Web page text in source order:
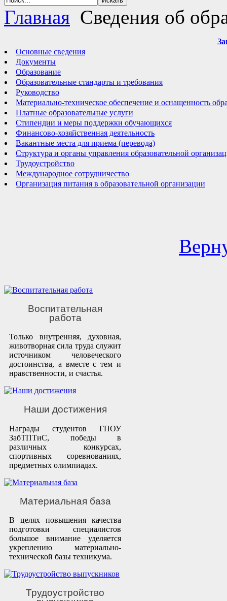
Главная Сведения об
Основные сведения
Документы
Образование
Образовательные стандарты и требования
Руководство
Материально-техническое обеспечение и оснащенность
Платные образовательные услуги
Стипендии и меры поддержки обучающихся
Финансово-хозяйственная деятельность
Вакантные места для приема (перевода)
Структура и органы управления образовательной
Трудоустройство
Международное сотрудничество
Организация питания в образовательной организации
Воспитательная
работа
Только внутренняя, духовная,
животворная сила труда служит
источником человеческого
достоинства, а вместе с тем и
нравственности, и счастья.
Наши достижения
Награды студентов ГПОУ
ЗабТПТиС, победы в
различных конкурсах,
спортивных соревнованиях,
предметных олимпиадах.
Материальная база
В целях повышения качества
подготовки специалистов
большое внимание уделяется
укреплению материально-
технической базы техникума.
Трудоустройство